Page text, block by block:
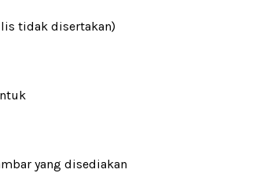
tidak disertakan)
yang disediakan